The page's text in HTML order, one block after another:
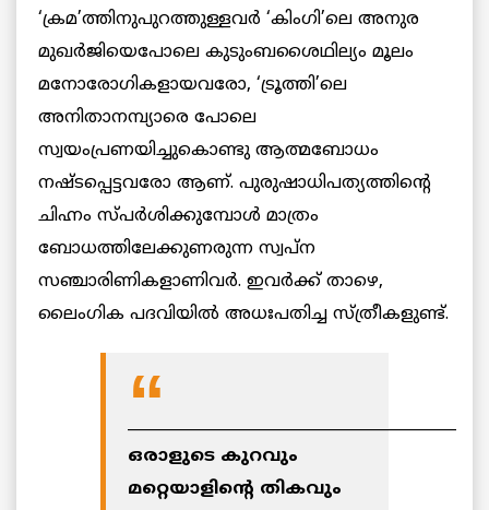
‘ക്രമ’ത്തിനുപുറത്തുള്ളവര്‍ ‘കിംഗി’ലെ അനുര
മുഖര്‍ജിയെപോലെ കുടുംബശൈഥില്യം മൂലം
മനോരോഗികളായവരോ, ‘ട്രൂത്തി’ലെ
അനിതാനമ്പ്യാരെ പോലെ
സ്വയംപ്രണയിച്ചുകൊണ്ടു ആത്മബോധം
നഷ്ടപ്പെട്ടവരോ ആണ്. പുരുഷാധിപത്യത്തിന്റെ
ചിഹ്നം സ്പര്‍ശിക്കുമ്പോള്‍ മാത്രം
ബോധത്തിലേക്കുണരുന്ന സ്വപ്ന
സഞ്ചാരിണികളാണിവര്‍. ഇവര്‍ക്ക് താഴെ,
ലൈംഗിക പദവിയില്‍ അധഃപതിച്ച സ്ത്രീകളുണ്ട്.
___________________________________________
ഒരാളുടെ കുറവും
മറ്റെയാളിന്റെ തികവും